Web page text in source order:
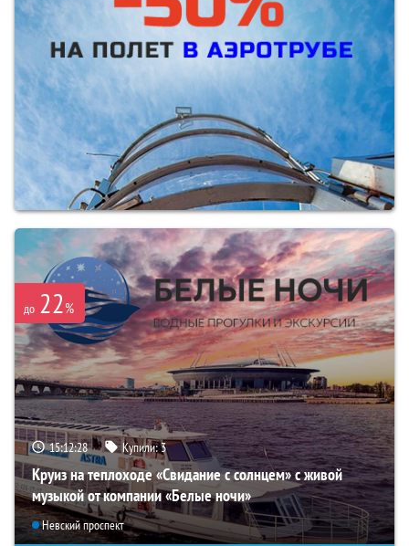
до 22%
15:12:26 Купили:3
Круиз на теплоходе «Свидание с солнцем» с живой
музыкой от компании «Белые ночи»
Невский проспект